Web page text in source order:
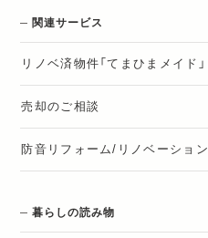
関連サービス
リノベ済物件「てまひまメイド」
売却のご相談
防音リフォーム/リノベーション
暮らしの読み物